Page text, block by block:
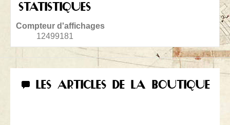
STATISTIQUES
Compteur d'affichages
12499181
LES ARTICLES DE LA BOUTIQUE